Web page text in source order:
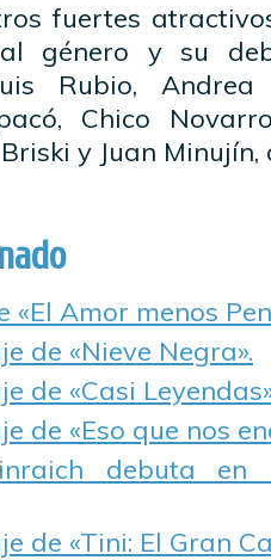
fuertes
género y su
Rubio,
Chico
y Juan
«El Amor menos
de «Nieve Negra».
de «Casi
de «Eso que nos
debuta
de «Tini: El Gran